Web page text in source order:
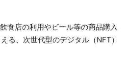
食店の利用やビール等の商品購入
る、次世代型のデジタル（NFT）